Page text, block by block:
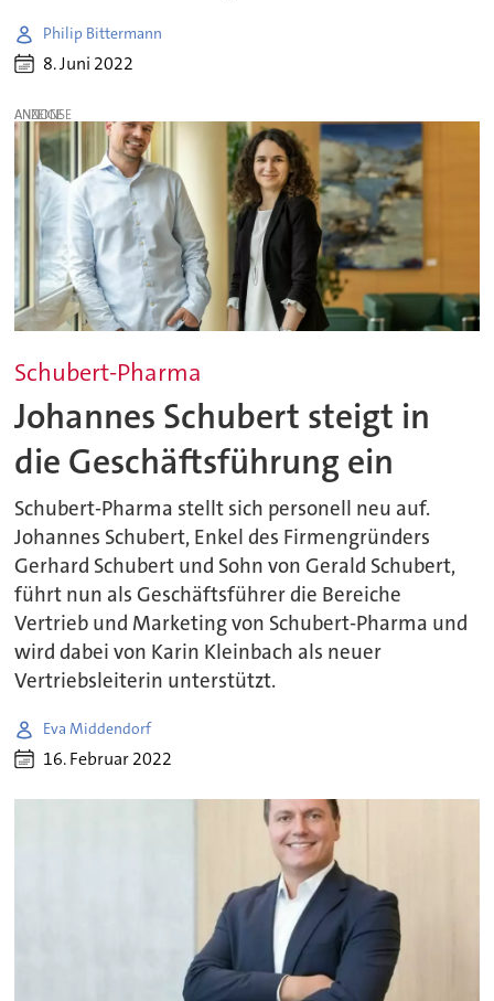
Philip Bittermann
8. Juni 2022
ANZEIGE
Schubert-Pharma
Johannes Schubert steigt in
die Geschäftsführung ein
Schubert-Pharma stellt sich personell neu auf.
Johannes Schubert, Enkel des Firmengründers
Gerhard Schubert und Sohn von Gerald Schubert,
führt nun als Geschäftsführer die Bereiche
Vertrieb und Marketing von Schubert-Pharma und
wird dabei von Karin Kleinbach als neuer
Vertriebsleiterin unterstützt.
Eva Middendorf
16. Februar 2022